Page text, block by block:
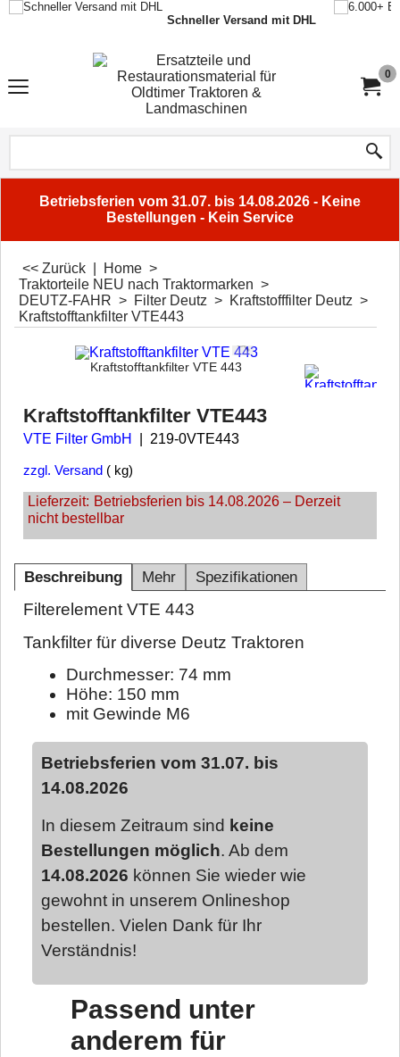
Schneller Versand mit DHL
0
Betriebsferien vom 31.07. bis 14.08.2026 - Keine
Bestellungen - Kein Service
<< Zurück Home >
Traktorteile NEU nach Traktormarken >
DEUTZ-FAHR > Filter Deutz > Kraftstofffilter Deutz >
Kraftstofftankfilter VTE443
Kraftstofftankfilter VTE 443
Kraftstofftankfilter VTE443
VTE Filter GmbH 219-0VTE443
zzgl. Versand kg
Lieferzeit: Betriebsferien bis 14.08.2026 – Derzeit
nicht bestellbar
Beschreibung Mehr Spezifikationen
Filterelement VTE 443
Tankfilter für diverse Deutz Traktoren
Durchmesser: 74 mm
Höhe: 150 mm
mit Gewinde M6
Betriebsferien vom 31.07. bis
14.08.2026
In diesem Zeitraum sind keine
Bestellungen möglich. Ab dem
14.08.2026 können Sie wieder wie
gewohnt in unserem Onlineshop
bestellen. Vielen Dank für Ihr
Verständnis!
Passend unter
anderem für